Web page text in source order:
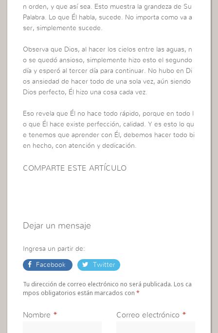
n orden, y que así sea. Esto muestra la grandeza de Su
Palabra. Lo que Él habla, sucede. No importa como va a
ser, simplemente sucede.
Observa que Dios, al hacer los cielos entre las aguas, n
o se quedó ansioso, simplemente hizo esto el segundo
día y esperó al tercer día para continuar. No hubo en Di
os ansiedad de hacer todo de una sola vez, aún siendo
Dios perfecto, Él hizo una cosa cada vez.
Eso revela que Él no hace todo rápido, porque en todo l
o que Él hace existe perfección, calidad. Y es esto lo qu
e tenemos que aprender con Él, debemos hacer todo bi
en hecho, con atención y dedicación.
COMPARTE ESTE ARTÍCULO
Dejar un mensaje
Ingresa un partir de:
Facebook Twitter
Tu dirección de correo electrónico no será publicada. Los ca
mpos obligatorios están marcados con*
Nombre * Correo electrónico *